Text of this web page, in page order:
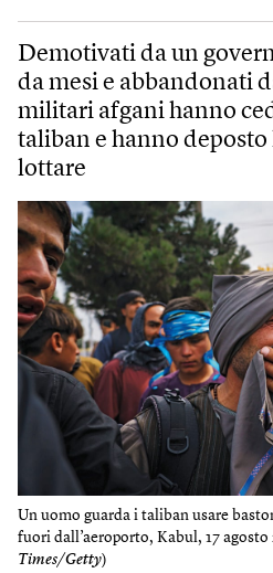
Demotivati da un
da mesi e abbandonati
militari afgani hanno
taliban e hanno deposto
lottare
Un uomo guarda i taliban usare
fuori dall’aeroporto, Kabul, 17 agosto
Times/Getty)